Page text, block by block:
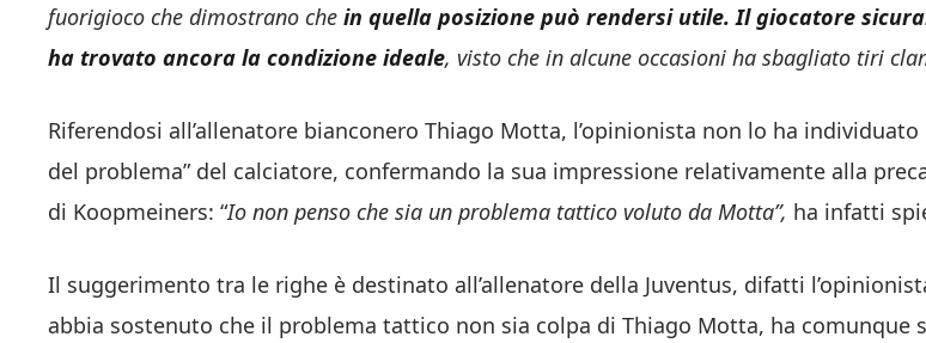
fuorigioco che dimostrano che in quella posizione può rendersi utile.Il giocatore
ha trovato ancora la condizione ideale, visto che in alcune occasioni ha sbagliato tiri
Riferendosi all’allenatore bianconero Thiago Motta, l’opinionista non lo ha individuato
del problema” del calciatore, confermando la sua impressione relativamente alla
di Koopmeiners: “Io non penso che sia un problema tattico voluto da Motta”, ha infatti
Il suggerimento tra le righe è destinato all’allenatore della Juventus, difatti
abbia sostenuto che il problema tattico non sia colpa di Thiago Motta, ha comunque